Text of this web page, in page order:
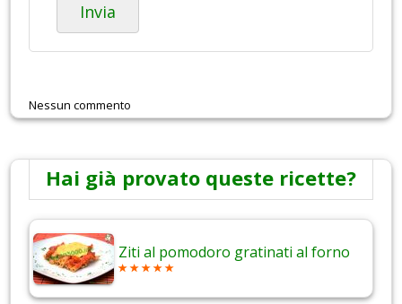
Invia
Nessun commento
Hai già provato queste ricette?
Ziti al pomodoro gratinati al forno